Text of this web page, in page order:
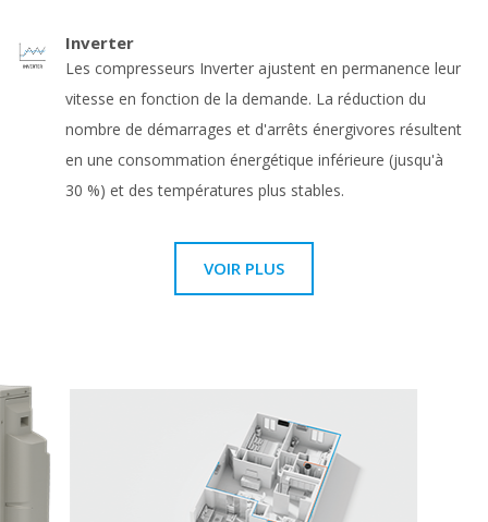
Inverter
Les compresseurs Inverter ajustent en permanence leur
vitesse en fonction de la demande. La réduction du
nombre de démarrages et d'arrêts énergivores résultent
en une consommation énergétique inférieure (jusqu'à
30 %) et des températures plus stables.
VOIR PLUS